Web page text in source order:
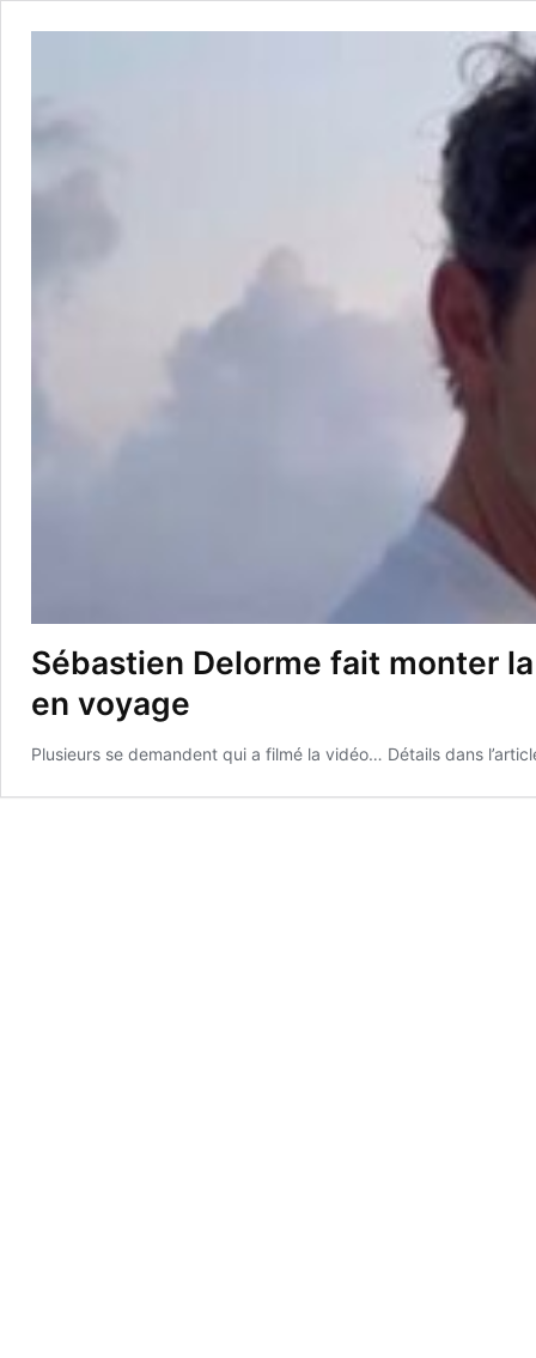
Sébastien Delorme fait monter
en voyage
Plusieurs se demandent qui a filmé la vidéo… Détails dans